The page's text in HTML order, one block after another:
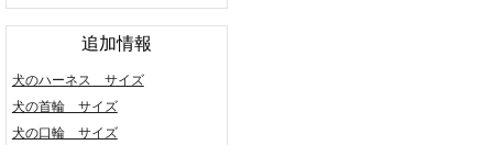
追加情報
犬のハーネス サイズ
犬の首輪 サイズ
犬の口輪 サイズ